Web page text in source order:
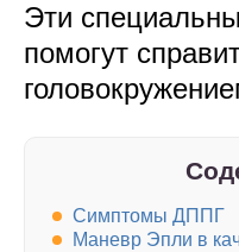
Эти
помогут
Симптомы ДППГ
Маневр Эпли в